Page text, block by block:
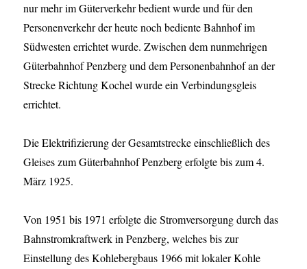
nur mehr im Güterverkehr bedient wurde und für den
Personenverkehr der heute noch bediente Bahnhof im
Südwesten errichtet wurde. Zwischen dem nunmehrigen
Güterbahnhof Penzberg und dem Personenbahnhof an der
Strecke Richtung Kochel wurde ein Verbindungsgleis
errichtet.
Die Elektrifizierung der Gesamtstrecke einschließlich des
Gleises zum Güterbahnhof Penzberg erfolgte bis zum 4.
März 1925.
Von 1951 bis 1971 erfolgte die Stromversorgung durch das
Bahnstromkraftwerk in Penzberg, welches bis zur
Einstellung des Kohlebergbaus 1966 mit lokaler Kohle